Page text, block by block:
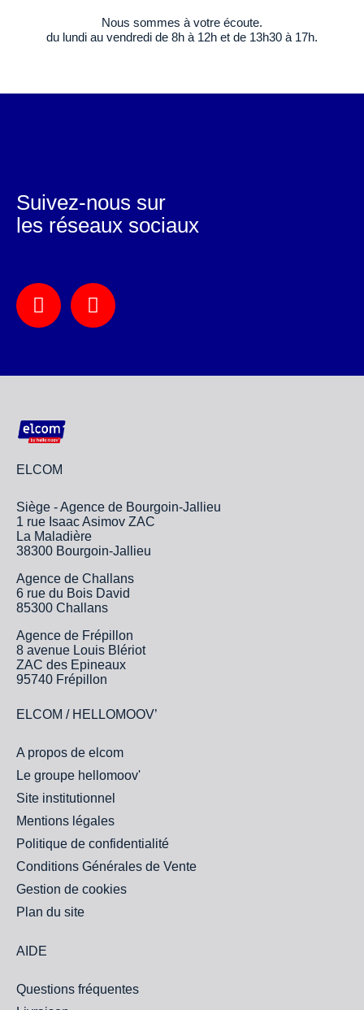
Nous sommes à votre écoute.
du lundi au vendredi de 8h à 12h et de 13h30 à 17h.
ELCOM
Siège - Agence de Bourgoin-Jallieu
1 rue Isaac Asimov ZAC
La Maladière
38300 Bourgoin-Jallieu
Agence de Challans
6 rue du Bois David
85300 Challans
Agence de Frépillon
8 avenue Louis Blériot
ZAC des Epineaux
95740 Frépillon
ELCOM / HELLOMOOV’
A propos de elcom
Le groupe hellomoov'
Site institutionnel
Mentions légales
Politique de confidentialité
Conditions Générales de Vente
Gestion de cookies
Plan du site
AIDE
Questions fréquentes
Suivez-nous sur
les réseaux sociaux